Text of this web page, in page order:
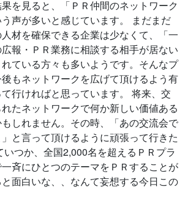
を見ると、「ＰＲ仲間のネットワーク
声が多いと感じています。 まだまだ
材を確保できる企業は少なくて、「一
報・ＰＲ業務に相談する相手が居ない
ている方々も多いようです。そんなプ
もネットワークを広げて頂けるよう有
行ければと思っています。 将来、交
たネットワークで何か新しい価値ある
しれません。その時、「あの交流会で
と言って頂けるように頑張って行きた
いつか、全国2,000名を超えるＰＲプラ
斉にひとつのテーマをＰＲすることが
面白いな、、なんて妄想する今日この